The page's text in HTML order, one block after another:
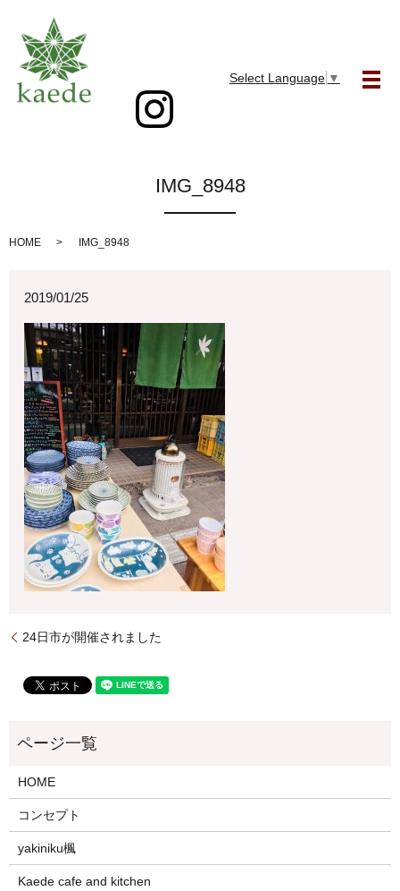
Select Language ▼
メ
IMG_8948
HOME IMG_8948
2019/01/25
24日市が開催されました
HOME
コンセプト
yakiniku楓
Kaede cafe and kitchen